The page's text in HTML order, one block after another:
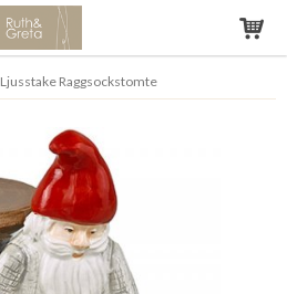
Ljusstake Raggsockstomte